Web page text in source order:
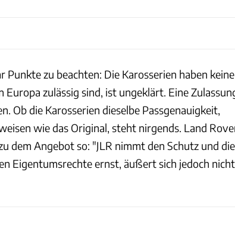
Punkte zu beachten: Die Karosserien haben keine
Europa zulässig sind, ist ungeklärt. Eine
Ob die Karosserien dieselbe Passgenauigkeit,
wie das Original, steht nirgends. Land
dem Angebot so: "JLR nimmt den Schutz und die
Eigentumsrechte ernst, äußert sich jedoch nicht